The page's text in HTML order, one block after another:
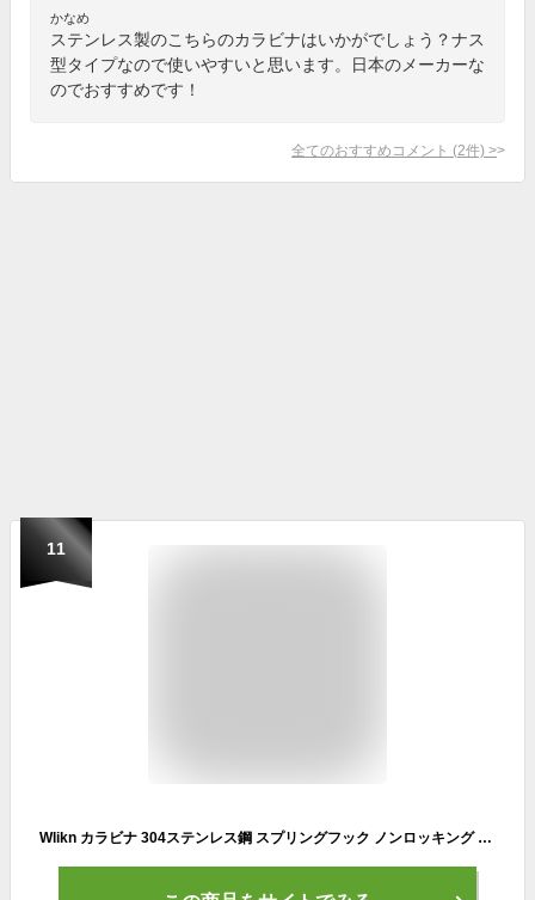
かなめ
ステンレス製のこちらのカラビナはいかがでしょう？ナス
型タイプなので使いやすいと思います。日本のメーカーな
のでおすすめです！
全てのおすすめコメント (2件) >
11
Wlikn カラビナ 304ステンレス鋼 スプリングフック ノンロッキング 多機能 アウトドア キャンプ トレッキング ハイキング 釣り 天井 防錆 (5CM)